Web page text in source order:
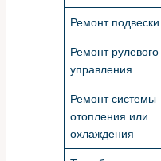
Ремонт подвески
Ремонт рулевого
управления
Ремонт системы
отопления или
охлаждения